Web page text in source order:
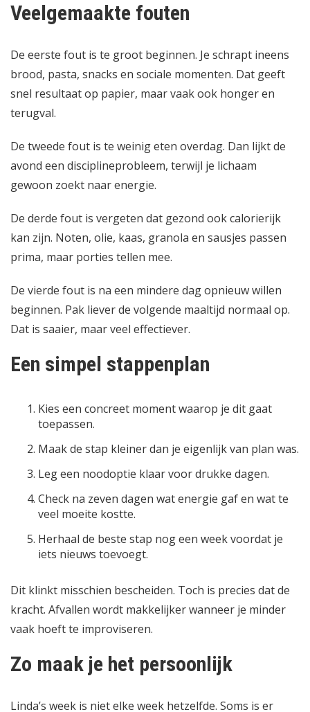
Veelgemaakte fouten
De eerste fout is te groot beginnen. Je schrapt ineens
brood, pasta, snacks en sociale momenten. Dat geeft
snel resultaat op papier, maar vaak ook honger en
terugval.
De tweede fout is te weinig eten overdag. Dan lijkt de
avond een disciplineprobleem, terwijl je lichaam
gewoon zoekt naar energie.
De derde fout is vergeten dat gezond ook calorierijk
kan zijn. Noten, olie, kaas, granola en sausjes passen
prima, maar porties tellen mee.
De vierde fout is na een mindere dag opnieuw willen
beginnen. Pak liever de volgende maaltijd normaal op.
Dat is saaier, maar veel effectiever.
Een simpel stappenplan
Kies een concreet moment waarop je dit gaat
toepassen.
Maak de stap kleiner dan je eigenlijk van plan was.
Leg een noodoptie klaar voor drukke dagen.
Check na zeven dagen wat energie gaf en wat te
veel moeite kostte.
Herhaal de beste stap nog een week voordat je
iets nieuws toevoegt.
Dit klinkt misschien bescheiden. Toch is precies dat de
kracht. Afvallen wordt makkelijker wanneer je minder
vaak hoeft te improviseren.
Zo maak je het persoonlijk
Linda’s week is niet elke week hetzelfde. Soms is er